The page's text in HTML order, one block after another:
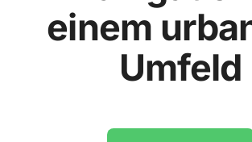
einem
Umfeld